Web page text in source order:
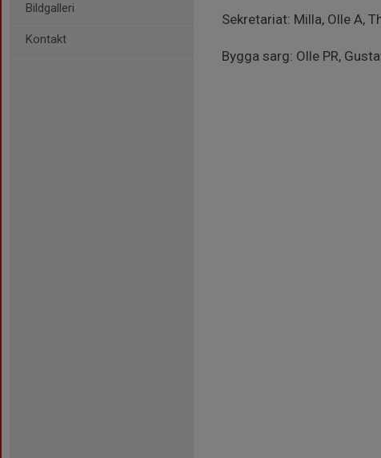
Bildgalleri
Kontakt
Sekretariat: Milla, Olle A,
Bygga sarg: Olle PR,